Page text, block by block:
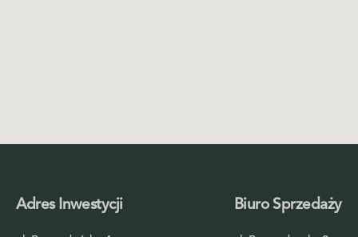
Adres Inwestycji Biuro Sprzedaży